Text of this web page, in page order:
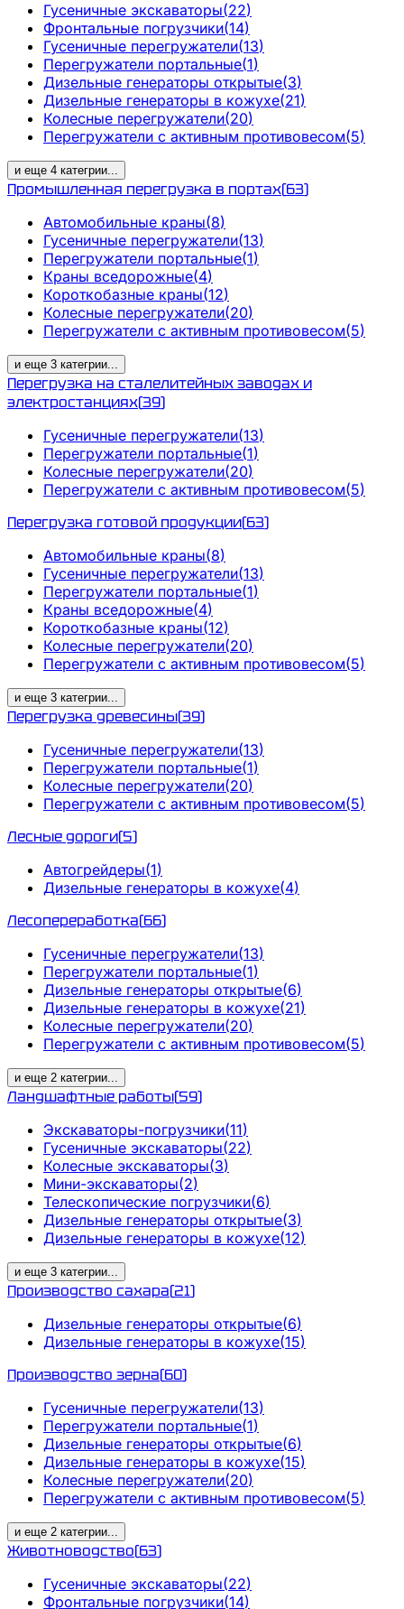
Гусеничные экскаваторы(22)
Фронтальные погрузчики(14)
Гусеничные перегружатели(13)
Перегружатели портальные(1)
Дизельные генераторы открытые(3)
Дизельные генераторы в кожухе(21)
Колесные перегружатели(20)
Перегружатели с активным противовесом(5)
и еще 4 категрии...
Промышленная перегрузка в портах(63)
Автомобильные краны(8)
Гусеничные перегружатели(13)
Перегружатели портальные(1)
Краны вседорожные(4)
Короткобазные краны(12)
Колесные перегружатели(20)
Перегружатели с активным противовесом(5)
и еще 3 категрии...
Перегрузка на сталелитейных заводах и
электростанциях(39)
Гусеничные перегружатели(13)
Перегружатели портальные(1)
Колесные перегружатели(20)
Перегружатели с активным противовесом(5)
Перегрузка готовой продукции(63)
Автомобильные краны(8)
Гусеничные перегружатели(13)
Перегружатели портальные(1)
Краны вседорожные(4)
Короткобазные краны(12)
Колесные перегружатели(20)
Перегружатели с активным противовесом(5)
и еще 3 категрии...
Перегрузка древесины(39)
Гусеничные перегружатели(13)
Перегружатели портальные(1)
Колесные перегружатели(20)
Перегружатели с активным противовесом(5)
Лесные дороги(5)
Автогрейдеры(1)
Дизельные генераторы в кожухе(4)
Лесопереработка(66)
Гусеничные перегружатели(13)
Перегружатели портальные(1)
Дизельные генераторы открытые(6)
Дизельные генераторы в кожухе(21)
Колесные перегружатели(20)
Перегружатели с активным противовесом(5)
и еще 2 категрии...
Ландшафтные работы(59)
Экскаваторы-погрузчики(11)
Гусеничные экскаваторы(22)
Колесные экскаваторы(3)
Мини-экскаваторы(2)
Телескопические погрузчики(6)
Дизельные генераторы открытые(3)
Дизельные генераторы в кожухе(12)
и еще 3 категрии...
Производство сахара(21)
Дизельные генераторы открытые(6)
Дизельные генераторы в кожухе(15)
Производство зерна(60)
Гусеничные перегружатели(13)
Перегружатели портальные(1)
Дизельные генераторы открытые(6)
Дизельные генераторы в кожухе(15)
Колесные перегружатели(20)
Перегружатели с активным противовесом(5)
и еще 2 категрии...
Животноводство(63)
Гусеничные экскаваторы(22)
Фронтальные погрузчики(14)